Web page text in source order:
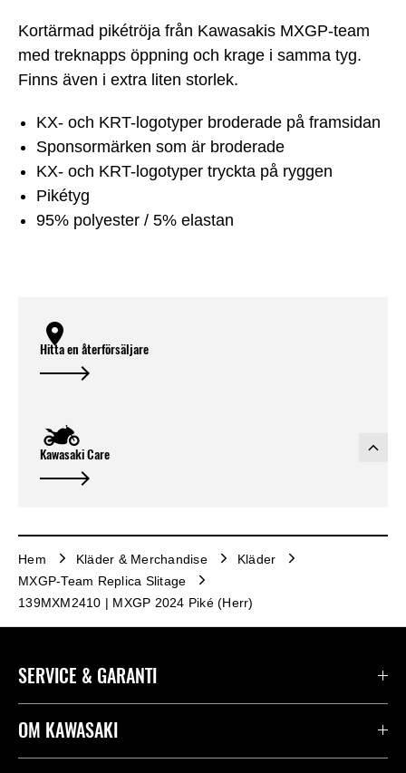
Kortärmad pikétröja från Kawasakis MXGP-team
med treknapps öppning och krage i samma tyg.
Finns även i extra liten storlek.
KX- och KRT-logotyper broderade på framsidan
Sponsormärken som är broderade
KX- och KRT-logotyper tryckta på ryggen
Pikétyg
95% polyester / 5% elastan
Hitta en återförsäljare
Kawasaki Care
Hem Kläder & Merchandise
Kläder
MXGP-Team Replica Slitage
139MXM2410 | MXGP 2024 Piké (Herr)
SERVICE & GARANTI
Kontakta oss
OM KAWASAKI